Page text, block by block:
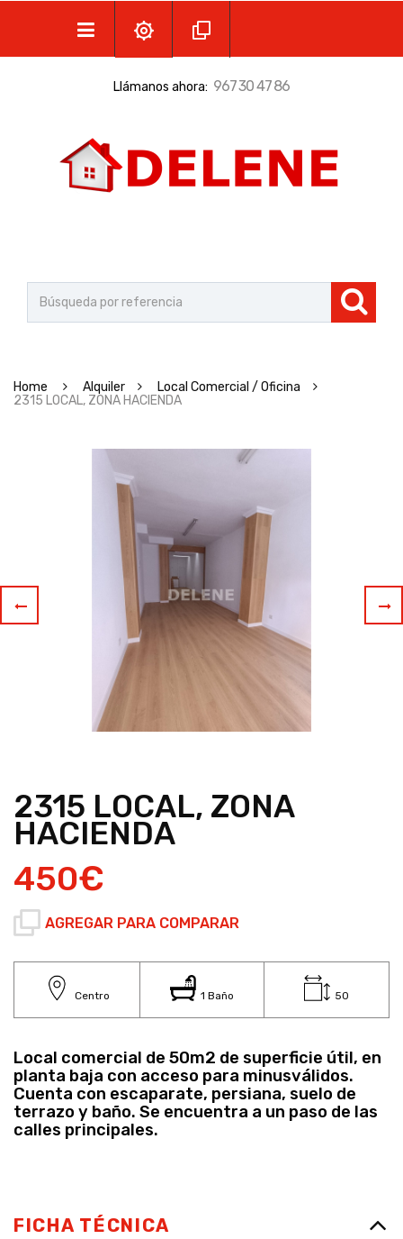
Llámanos ahora: 967 30 47 86
Home Alquiler
Local Comercial / Oficina
2315 LOCAL, ZONA HACIENDA
2315 LOCAL, ZONA
HACIENDA
450€
AGREGAR PARA COMPARAR
Centro 1 Baño 50
Local comercial de 50m2 de superficie útil, en
planta baja con acceso para minusválidos.
Cuenta con escaparate, persiana, suelo de
terrazo y baño. Se encuentra a un paso de las
calles principales.
FICHA TÉCNICA